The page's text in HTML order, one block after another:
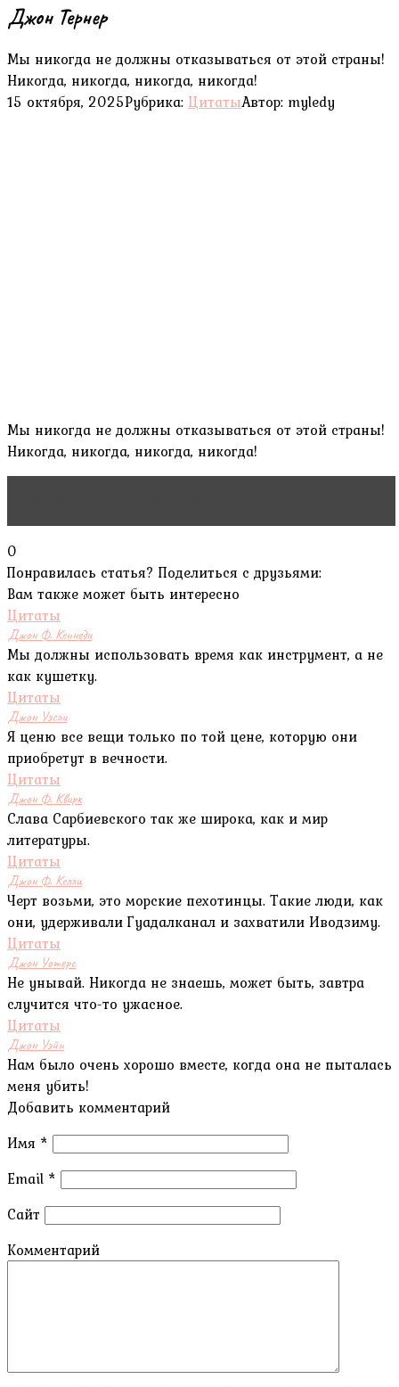
Джон Тернер
Мы никогда не должны отказываться от этой страны!
Никогда, никогда, никогда, никогда!
15 октября, 2025Рубрика: ЦитатыАвтор: myledy
Мы никогда не должны отказываться от этой страны!
Никогда, никогда, никогда, никогда!
0
Понравилась статья? Поделиться с друзьями:
Вам также может быть интересно
Цитаты
Джон Ф. Кеннеди
Мы должны использовать время как инструмент, а не
как кушетку.
Цитаты
Джон Уэсли
Я ценю все вещи только по той цене, которую они
приобретут в вечности.
Цитаты
Джон Ф. Квирк
Слава Сарбиевского так же широка, как и мир
литературы.
Цитаты
Джон Ф. Келли
Черт возьми, это морские пехотинцы. Такие люди, как
они, удерживали Гуадалканал и захватили Иводзиму.
Цитаты
Джон Уотерс
Не унывай. Никогда не знаешь, может быть, завтра
случится что-то ужасное.
Цитаты
Джон Уэйн
Нам было очень хорошо вместе, когда она не пыталась
меня убить!
Добавить комментарий
Имя *
Email *
Сайт
Комментарий